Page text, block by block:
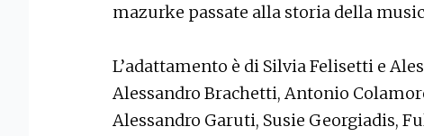
mazurke passate alla storia della
L’adattamento è di Silvia Felisetti e
Alessandro Brachetti, Antonio
Alessandro Garuti, Susie Georgiadis,